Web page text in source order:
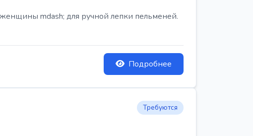
mdash; для ручной лепки пельменей.
Подробнее
Требуются